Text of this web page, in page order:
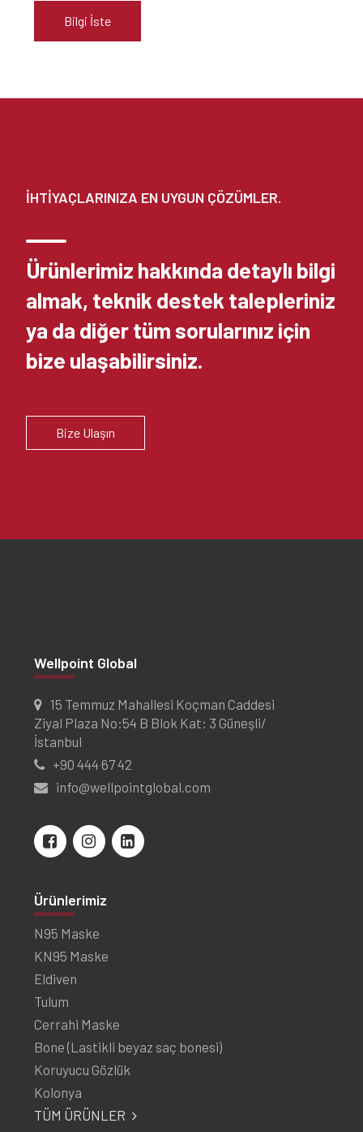
Bilgi İste
İHTİYAÇLARINIZA EN UYGUN ÇÖZÜMLER.
Ürünlerimiz hakkında detaylı bilgi
almak, teknik destek talepleriniz
ya da diğer tüm sorularınız için
bize ulaşabilirsiniz.
Bize Ulaşın
Wellpoint Global
15 Temmuz Mahallesi Koçman Caddesi
Ziyal Plaza No:54 B Blok Kat: 3 Güneşli/
İstanbul
+90 444 67 42
info@wellpointglobal.com
Ürünlerimiz
N95 Maske
KN95 Maske
Eldiven
Tulum
Cerrahi Maske
Bone (Lastikli beyaz saç bonesi)
Koruyucu Gözlük
Kolonya
TÜM ÜRÜNLER